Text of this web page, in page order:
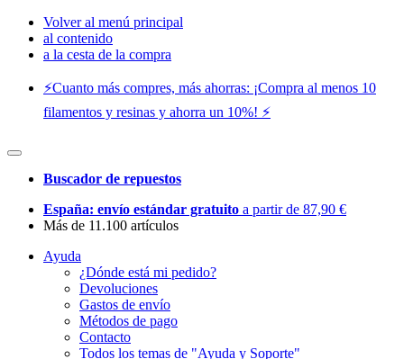
Volver al menú principal
al contenido
a la cesta de la compra
⚡️Cuanto más compres, más ahorras: ¡Compra al menos 10
filamentos y resinas y ahorra un 10%! ⚡️
Buscador de repuestos
España: envío estándar gratuito a partir de 87,90 €
Más de 11.100 artículos
Ayuda
¿Dónde está mi pedido?
Devoluciones
Gastos de envío
Métodos de pago
Contacto
Todos los temas de "Ayuda y Soporte"